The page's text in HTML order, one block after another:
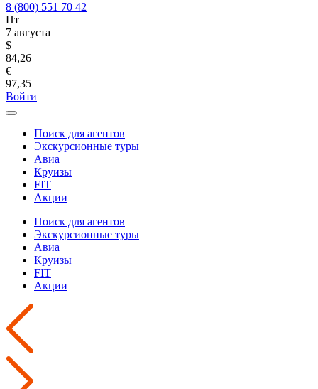
8 (800) 551 70 42
Пт
7 августа
$
84,26
€
97,35
Войти
Поиск для агентов
Экскурсионные туры
Авиа
Круизы
FIT
Акции
Поиск для агентов
Экскурсионные туры
Авиа
Круизы
FIT
Акции